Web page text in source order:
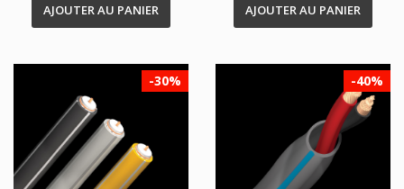
AJOUTER AU PANIER AJOUTER AU PANIER
-30% -40%